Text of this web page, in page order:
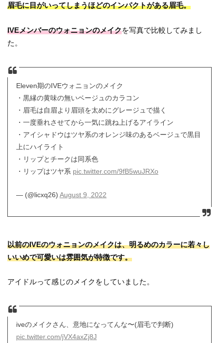
眉毛に目がいってしまうほどのインパクトがある眉毛。
IVEメンバーのウォニョンのメイクを写真で比較してみまし
た。
Eleven期のIVEウォニョンのメイク
・黒縁の黄味の無いベージュのカラコン
・眉毛は自眉より眉頭を太めにグレージュで描く
・一度垂れさせてから一気に跳ね上げるアイライン
・アイシャドウはツヤ系のオレンジ味のあるベージュで黒目
上にハイライト
・リップとチークは同系色
・リップはツヤ系 pic.twitter.com/9fB5wuJRXo
— (@licxq26) August 9, 2022
以前のIVEのウォニョンのメイクは、明るめのカラーに若々し
いいめで可愛いは雰囲気が特徴です。
アイドルって感じのメイクをしていました。
iveのメイクさん、意地になってんな〜(眉毛で判断)
pic.twitter.com/jVX4axZj8J